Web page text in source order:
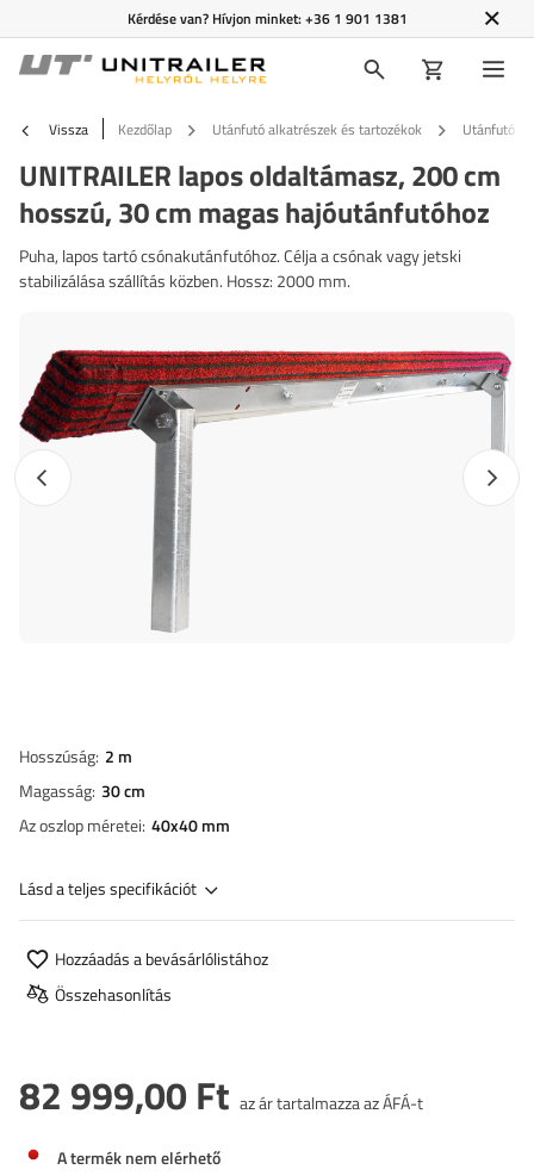
Kérdése van? Hívjon minket:+36 1 901 1381
Vissza Kezdőlap Utánfutó alkatrészek és tartozékok Utánfutó
UNITRAILER lapos oldaltámasz, 200 cm
hosszú, 30 cm magas hajóutánfutóhoz
Puha, lapos tartó csónakutánfutóhoz. Célja a csónak vagy jetski
stabilizálása szállítás közben. Hossz: 2000 mm.
Előző fotó
Hosszúság 2 m
Magasság 30 cm
Az oszlop méretei 40x40 mm
Lásd a teljes specifikációt
Hozzáadás a bevásárlólistához
Összehasonlítás
82 999,00 Ft az ár tartalmazza az ÁFÁ-t
A termék nem elérhető